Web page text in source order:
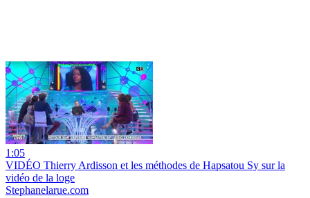
1:05
VIDÉO Thierry Ardisson et les méthodes de Hapsatou Sy sur la
vidéo de la loge
Stephanelarue.com